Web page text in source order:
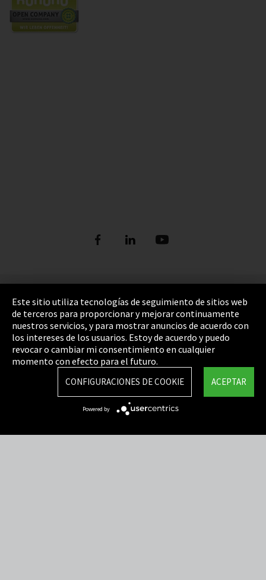
Pie de imprenta
Política de privacidad
Cookie Settings
Términos y Condiciones
Mapa del sitio
Integrity Line
Este sitio utiliza tecnologías de seguimiento de sitios web
de terceros para proporcionar y mejorar continuamente
nuestros servicios, y para mostrar anuncios de acuerdo con
los intereses de los usuarios. Estoy de acuerdo y puedo
revocar o cambiar mi consentimiento en cualquier
momento con efecto para el futuro.
ACEPTAR
CONFIGURACIONES DE COOKIE
Powered by